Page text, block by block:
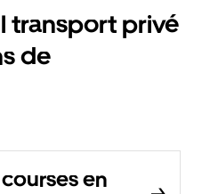
transport privé
de
en